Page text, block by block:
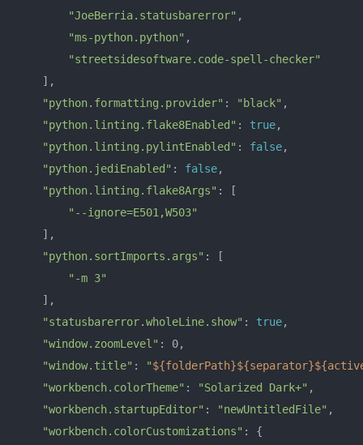
"JoeBerria.statusbarerror" ,
"ms-python.python" ,
"streetsidesoftware.code-spell-checker"
    ],
"python.formatting.provider" : "black" ,
"python.linting.flake8Enabled" : true,
"python.linting.pylintEnabled" : false,
"python.jediEnabled" : false,
"python.linting.flake8Args" : [
"--ignore=E501,W503"
    ],
"python.sortImports.args" : [
"-m 3"
    ],
"statusbarerror.wholeLine.show" : true,
"window.zoomLevel" : 0,
"window.title" : "${folderPath}${separator}
"workbench.colorTheme" : "Solarized Dark+" ,
"workbench.startupEditor" : "newUntitledFile" ,
"workbench.colorCustomizations" : {